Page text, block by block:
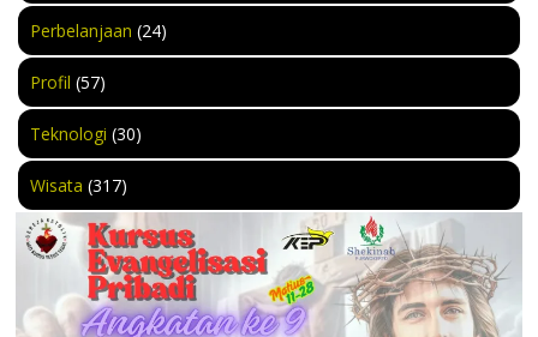
Perbelanjaan (24)
Profil (57)
Teknologi (30)
Wisata (317)